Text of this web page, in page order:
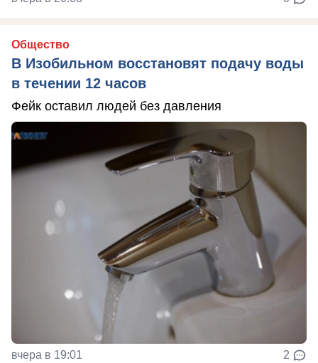
Общество
В Изобильном восстановят подачу воды
в течении 12 часов
Фейк оставил людей без давления
вчера в 19:01 2